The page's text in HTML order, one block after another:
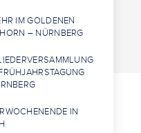
IM GOLDENEN
– NÜRNBERG
IN